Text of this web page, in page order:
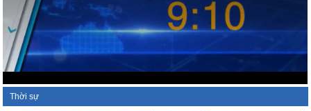
Thời sự